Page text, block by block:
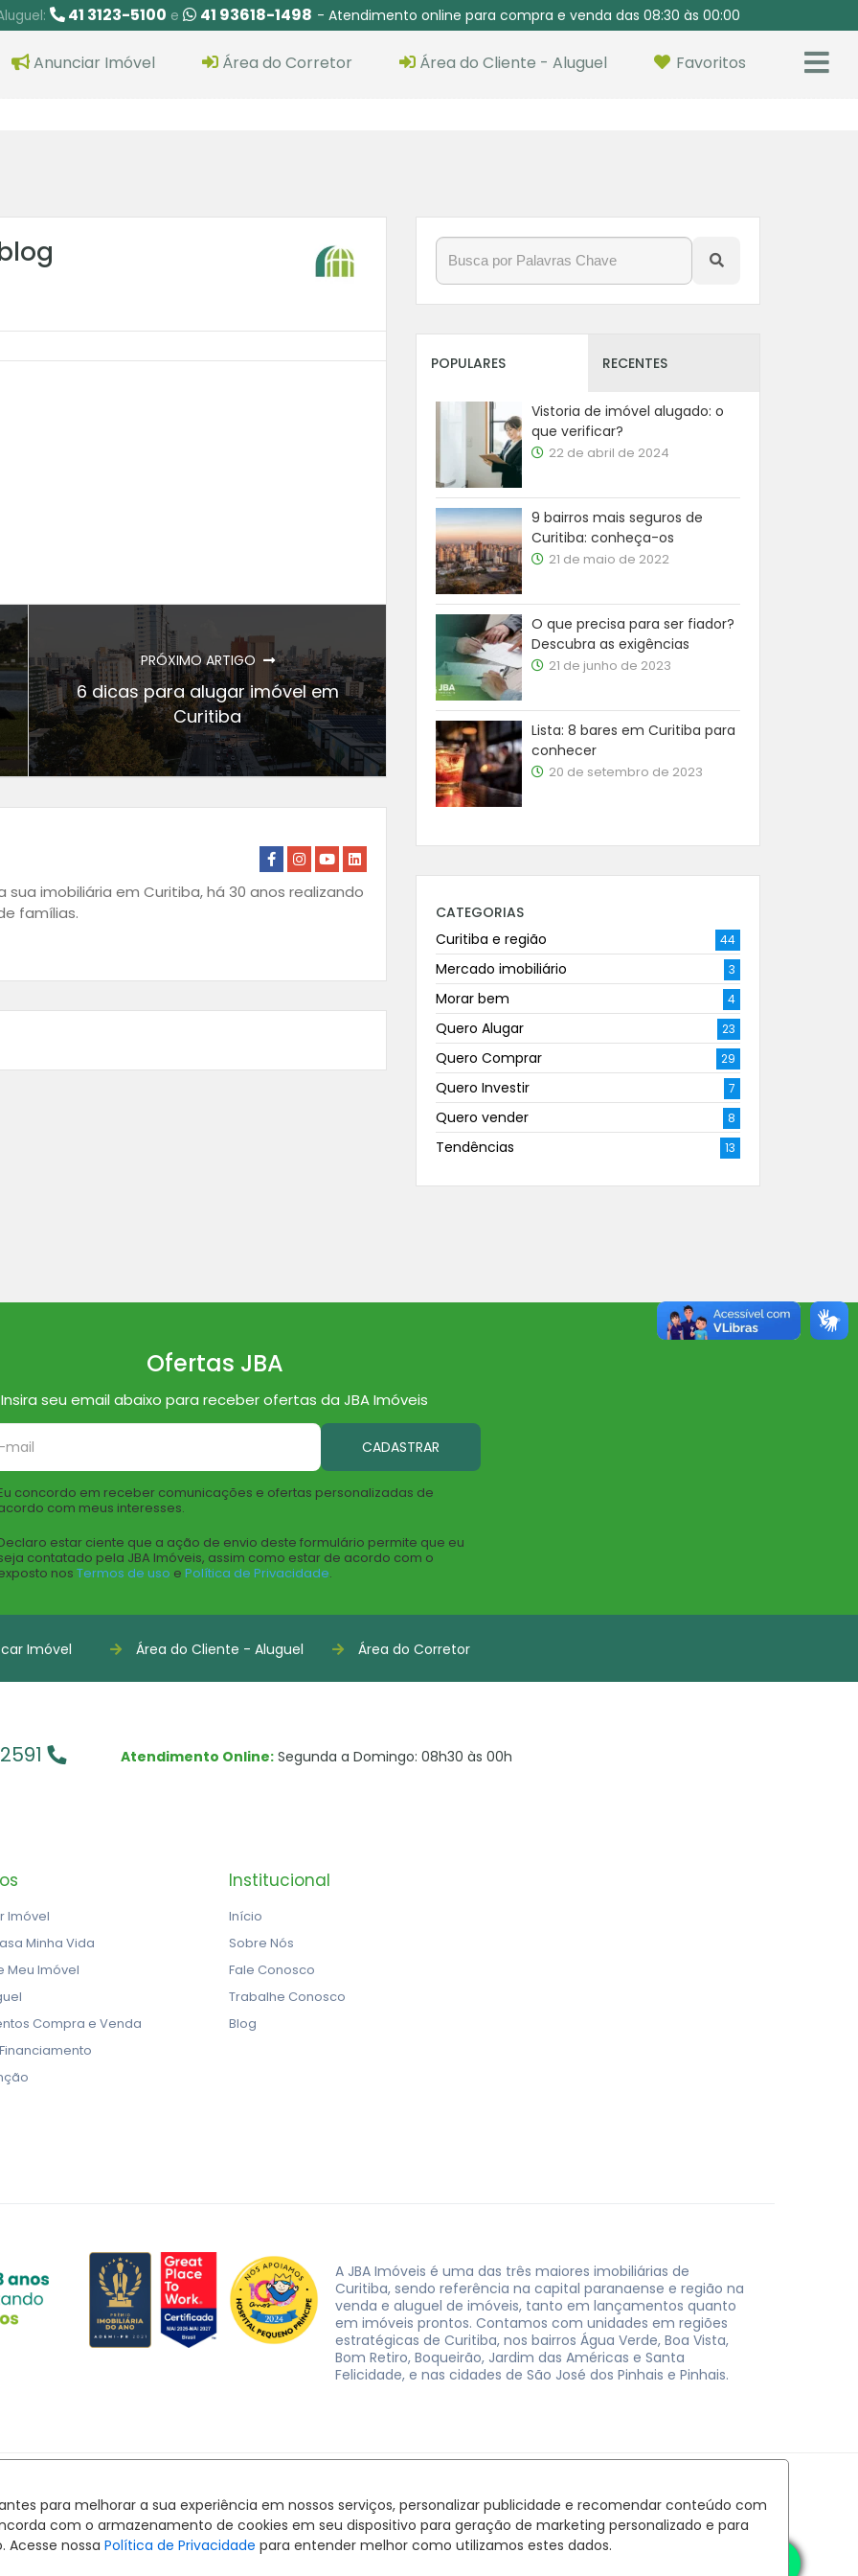
41 3123-5100 e 41 93618-1498 - Atendimento online para compra e venda das 08:30 às 00:00
Anunciar Imóvel Área do Corretor Área do Cliente - Aluguel Favoritos
para melhorar a sua experiência em nossos serviços, personalizar publicidade e recomendar conteúdo com
com o armazenamento de cookies em seu dispositivo para geração de marketing personalizado e para
Acesse nossa Política de Privacidade para entender melhor como utilizamos estes dados.
PRÓXIMO ARTIGO
6 dicas para alugar imóvel em
Curitiba
sua imobiliária em Curitiba, há 30 anos realizando
famílias.
POPULARES RECENTES
Vistoria de imóvel alugado: o
que verificar?
22 de abril de 2024
9 bairros mais seguros de
Curitiba: conheça-os
21 de maio de 2022
O que precisa para ser fiador?
Descubra as exigências
21 de junho de 2023
Lista: 8 bares em Curitiba para
conhecer
20 de setembro de 2023
CATEGORIAS
Curitiba e região
44
Mercado imobiliário 3
Morar bem 4
Quero Alugar 23
Quero Comprar 29
Quero Investir 7
Quero vender 8
Tendências 13
Ofertas JBA
Insira seu email abaixo para receber ofertas da JBA Imóveis
CADASTRAR
concordo em receber comunicações e ofertas personalizadas de
com meus interesses.
estar ciente que a ação de envio deste formulário permite que eu
contatado pela JBA Imóveis, assim como estar de acordo com o
nos Termos de uso e Política de Privacidade.
Imóvel Área do Cliente - Aluguel Área do Corretor
Atendimento Online: Segunda a Domingo: 08h30 às 00h
Imóvel
Minha Vida
Meu Imóvel
Compra e Venda
Institucional
Início
Sobre Nós
Fale Conosco
Trabalhe Conosco
Blog
A JBA Imóveis é uma das três maiores imobiliárias de
Curitiba, sendo referência na capital paranaense e região na
venda e aluguel de imóveis, tanto em lançamentos quanto
em imóveis prontos. Contamos com unidades em regiões
estratégicas de Curitiba, nos bairros Água Verde, Boa Vista,
Bom Retiro, Boqueirão, Jardim das Américas e Santa
Felicidade, e nas cidades de São José dos Pinhais e Pinhais.
Política de privacidade
Termos de uso
Feito com
pelo time daRocketImob | Site para Imobiliária